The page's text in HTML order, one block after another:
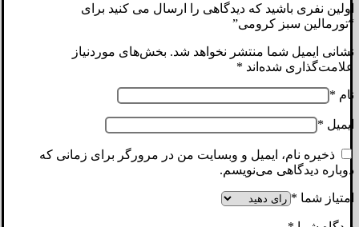
اولین نفری باشید که دیدگاهی را ارسال می کنید برای
“تورمالین سبز کرومی”
نشانی ایمیل شما منتشر نخواهد شد. بخش‌های موردنیاز
علامت‌گذاری شده‌اند *
نام *
ایمیل *
ذخیره نام، ایمیل و وبسایت من در مرورگر برای زمانی که
دوباره دیدگاهی می‌نویسم.
امتیاز شما *